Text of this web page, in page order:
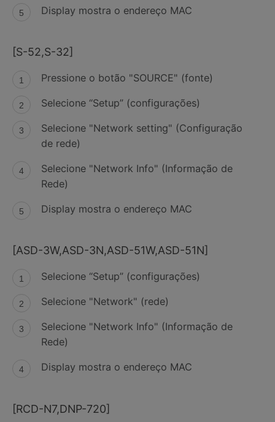
Display mostra o endereço MAC
[S-52,S-32]
Pressione o botão "SOURCE" (fonte)
Selecione “Setup” (configurações)
Selecione "Network setting" (Configuração
de rede)
Selecione "Network Info" (Informação de
Rede)
Display mostra o endereço MAC
[ASD-3W,ASD-3N,ASD-51W,ASD-51N]
Selecione “Setup” (configurações)
Selecione "Network" (rede)
Selecione "Network Info" (Informação de
Rede)
Display mostra o endereço MAC
[RCD-N7,DNP-720]